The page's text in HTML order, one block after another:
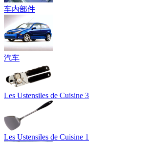
车内部件
汽车
Les Ustensiles de Cuisine 3
Les Ustensiles de Cuisine 1